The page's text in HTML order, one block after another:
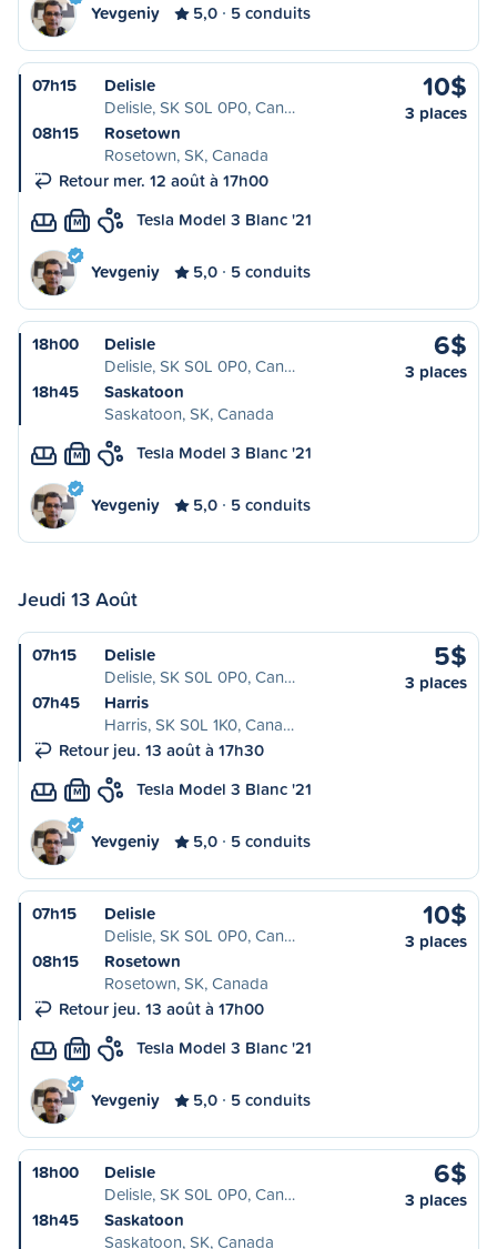
Yevgeniy 5,0 5 conduits
07h15
Delisle
Delisle, SK S0L 0P0, Can…
08h15
Rosetown
Rosetown, SK, Canada
Retour mer. 12 août à 17h00
10$
3 places
M Tesla Model 3 Blanc '21
Yevgeniy 5,0 5 conduits
18h00
Delisle
Delisle, SK S0L 0P0, Can…
18h45
Saskatoon
Saskatoon, SK, Canada
6$
3 places
M Tesla Model 3 Blanc '21
Yevgeniy 5,0 5 conduits
Jeudi 13 Août
07h15
Delisle
Delisle, SK S0L 0P0, Can…
07h45
Harris
Harris, SK S0L 1K0, Cana…
Retour jeu. 13 août à 17h30
5$
3 places
M Tesla Model 3 Blanc '21
Yevgeniy 5,0 5 conduits
07h15
Delisle
Delisle, SK S0L 0P0, Can…
08h15
Rosetown
Rosetown, SK, Canada
Retour jeu. 13 août à 17h00
10$
3 places
M Tesla Model 3 Blanc '21
Yevgeniy 5,0 5 conduits
18h00
Delisle
Delisle, SK S0L 0P0, Can…
18h45
Saskatoon
Saskatoon, SK, Canada
6$
3 places